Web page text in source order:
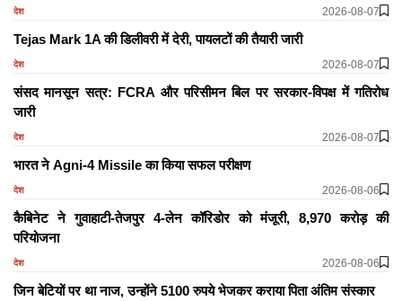
देश 2026-08-07
Tejas Mark 1A की डिलीवरी में देरी, पायलटों की तैयारी जारी
देश 2026-08-07
संसद मानसून सत्र: FCRA और परिसीमन बिल पर सरकार-विपक्ष में गतिरोध
जारी
देश 2026-08-07
भारत ने Agni-4 Missile का किया सफल परीक्षण
देश 2026-08-06
कैबिनेट ने गुवाहाटी-तेजपुर 4-लेन कॉरिडोर को मंजूरी, 8,970 करोड़ की
परियोजना
देश 2026-08-06
जिन बेटियों पर था नाज, उन्होंने 5100 रुपये भेजकर कराया पिता अंतिम संस्कार